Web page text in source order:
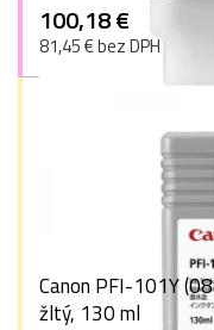
100,18 €
81,45 € bez DPH
Canon PFI-101Y
žltý, 130 ml